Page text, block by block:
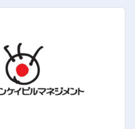
居者様へ最高品質のホ
務内容詳細
からのお問合せ対応
障、現場対応等）、 入
、クリーニング・原状
物件の維持管理に伴う
法令点検等）、 取引業
、支払、評価、指導
ネジメント全般
されている業界におい
報をデジタル化し、
略の核となる、非常
ていただきます。ま
き込むプロジェクトの
、経験を活かしながら
いただきます。 【具